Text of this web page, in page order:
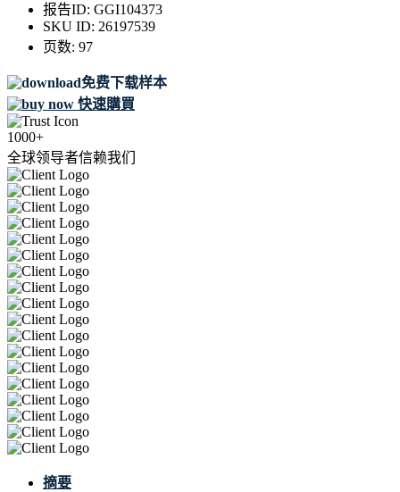
报告ID: GGI104373
SKU ID: 26197539
页数: 97
免费下载样本
快速購買
1000+
全球领导者信赖我们
摘要